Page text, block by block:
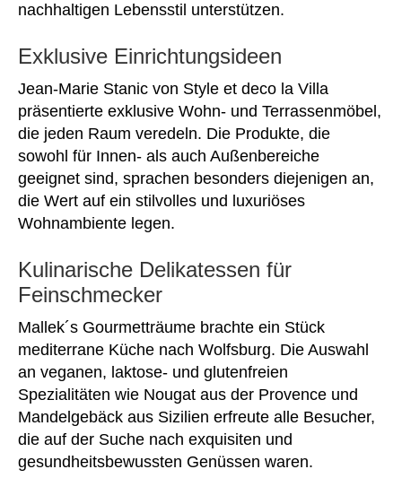
nachhaltigen Lebensstil unterstützen.
Exklusive Einrichtungsideen
Jean-Marie Stanic von Style et deco la Villa
präsentierte exklusive Wohn- und Terrassenmöbel,
die jeden Raum veredeln. Die Produkte, die
sowohl für Innen- als auch Außenbereiche
geeignet sind, sprachen besonders diejenigen an,
die Wert auf ein stilvolles und luxuriöses
Wohnambiente legen.
Kulinarische Delikatessen für
Feinschmecker
Mallek´s Gourmetträume brachte ein Stück
mediterrane Küche nach Wolfsburg. Die Auswahl
an veganen, laktose- und glutenfreien
Spezialitäten wie Nougat aus der Provence und
Mandelgebäck aus Sizilien erfreute alle Besucher,
die auf der Suche nach exquisiten und
gesundheitsbewussten Genüssen waren.